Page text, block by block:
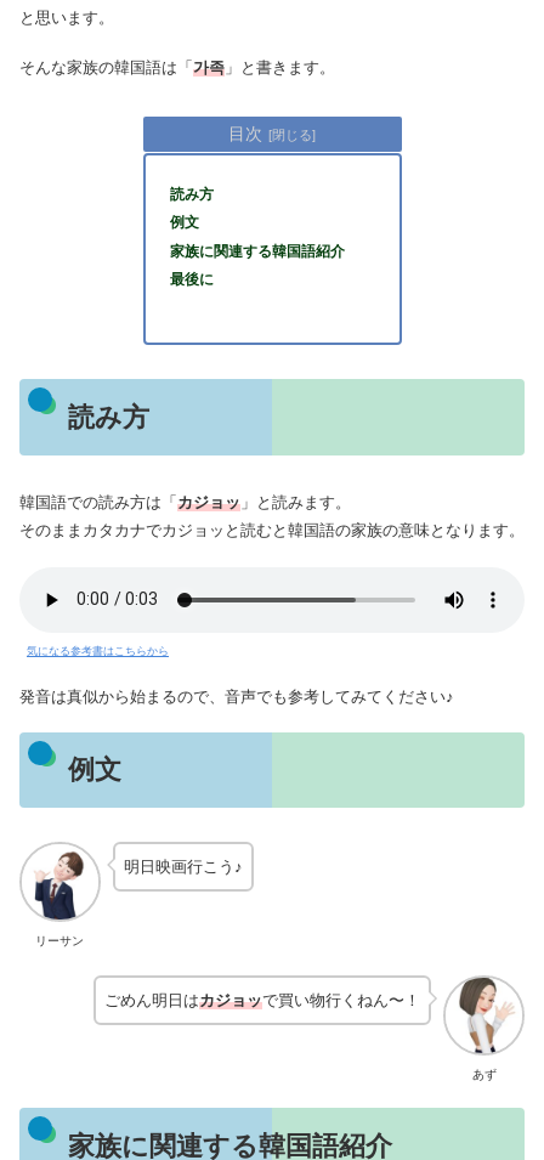
と思います。
そんな家族の韓国語は「 가족 」と書きます。
目次
読み方
例文
家族に関連する韓国語紹介
最後に
読み方
韓国語での読み方は「 カジョッ 」と読みます。
そのままカタカナでカジョッと読むと韓国語の家族の意味となります。
気になる参考書はこちらから
発音は真似から始まるので、音声でも参考してみてください♪
例文
リーサン
明日映画行こう♪
あず
ごめん明日はカジョッで買い物行くねん〜！
家族に関連する韓国語紹介